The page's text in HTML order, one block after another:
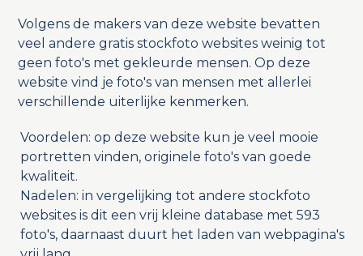
Volgens de makers van deze website bevatten
veel andere gratis stockfoto websites weinig tot
geen foto's met gekleurde mensen. Op deze
website vind je foto's van mensen met allerlei
verschillende uiterlijke kenmerken.
Voordelen: op deze website kun je veel mooie
portretten vinden, originele foto's van goede
kwaliteit.
Nadelen: in vergelijking tot andere stockfoto
websites is dit een vrij kleine database met 593
foto's, daarnaast duurt het laden van webpagina's